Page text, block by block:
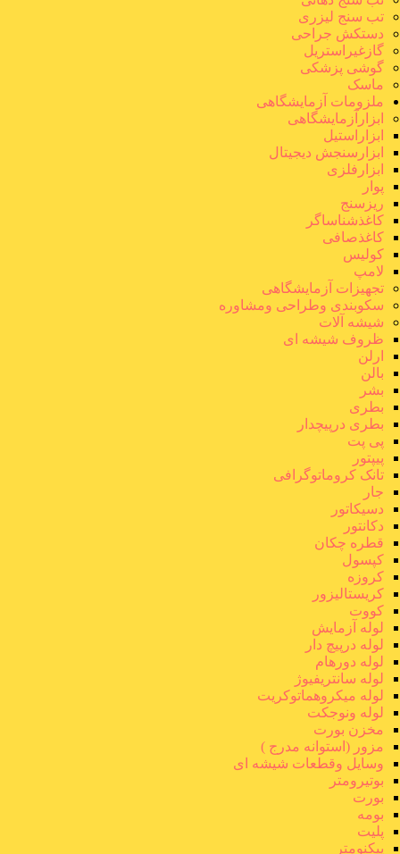
تب سنج لیزری
دستکش جراحی
گازغیراستریل
گوشی پزشکی
ماسک
ملزومات آزمایشگاهی
ابزارآزمایشگاهی
ابزاراستیل
ابزارسنجش دیجیتال
ابزارفلزی
پوار
ریزسنج
کاغذشناساگر
کاغذصافی
کولیس
لامپ
تجهیزات آزمایشگاهی
سکوبندی وطراحی ومشاوره
شیشه آلات
ظروف شیشه ای
ارلن
بالن
بشر
بطری
بطری درپیچدار
پی پت
پیپتور
تانک کروماتوگرافی
جار
دسیکاتور
دکانتور
قطره چکان
کپسول
کروزه
کریستالیزور
کووت
لوله آزمایش
لوله درپیچ دار
لوله دورهام
لوله سانتریفیوژ
لوله میکروهماتوکریت
لوله ونوجکت
مخزن بورت
مزور (استوانه مدرج )
وسایل وقطعات شیشه ای
بوتیرومتر
بورت
بومه
پلیت
پیکنومتر